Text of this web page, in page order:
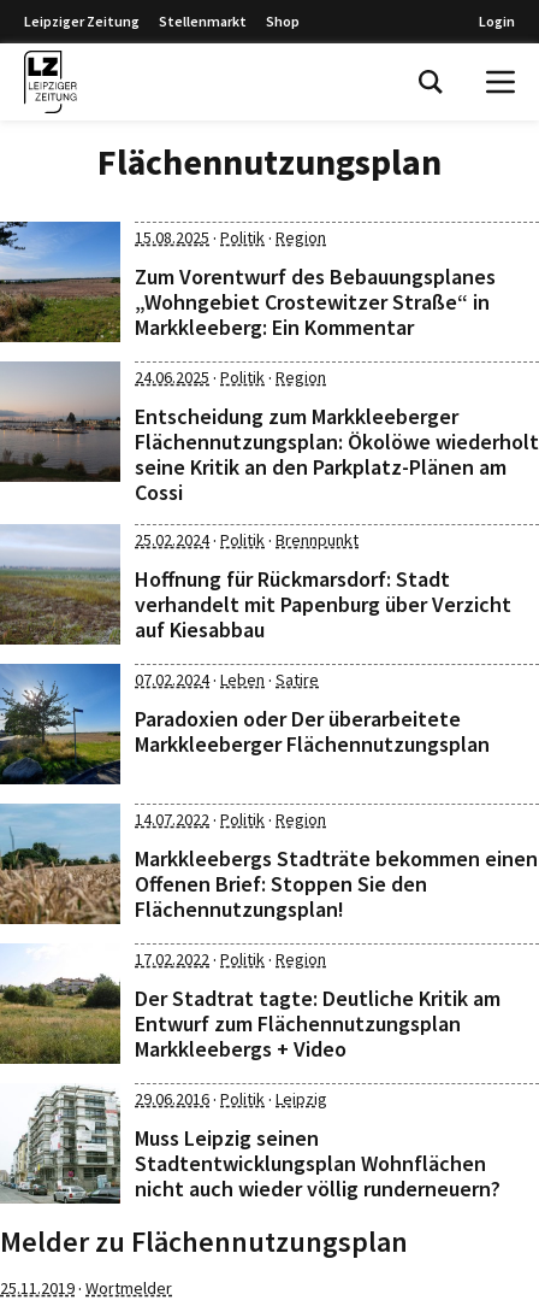
Leipziger Zeitung Stellenmarkt Shop Login
Flächennutzungsplan
15.08.2025 · Politik· Region
Zum Vorentwurf des Bebauungsplanes
„Wohngebiet Crostewitzer Straße“ in
Markkleeberg: Ein Kommentar
24.06.2025 · Politik· Region
Entscheidung zum Markkleeberger
Flächennutzungsplan: Ökolöwe wiederholt
seine Kritik an den Parkplatz-Plänen am
Cossi
25.02.2024· Politik· Brennpunkt
Hoffnung für Rückmarsdorf: Stadt
verhandelt mit Papenburg über Verzicht
auf Kiesabbau
07.02.2024· Leben · Satire
Paradoxien oder Der überarbeitete
Markkleeberger Flächennutzungsplan
14.07.2022· Politik· Region
Markkleebergs Stadträte bekommen einen
Offenen Brief: Stoppen Sie den
Flächennutzungsplan!
17.02.2022· Politik· Region
Der Stadtrat tagte: Deutliche Kritik am
Entwurf zum Flächennutzungsplan
Markkleebergs + Video
29.06.2016· Politik· Leipzig
Muss Leipzig seinen
Stadtentwicklungsplan Wohnflächen
nicht auch wieder völlig runderneuern?
Melder zu Flächennutzungsplan
25.11.2019· Wortmelder